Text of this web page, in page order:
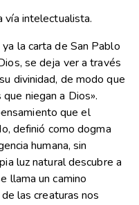
vía intelectualista.
la carta de San Pablo
se deja ver a través
divinidad, de modo que
niegan a Dios».
que el
definió como dogma
humana, sin
luz natural descubre a
llama un camino
las creaturas nos